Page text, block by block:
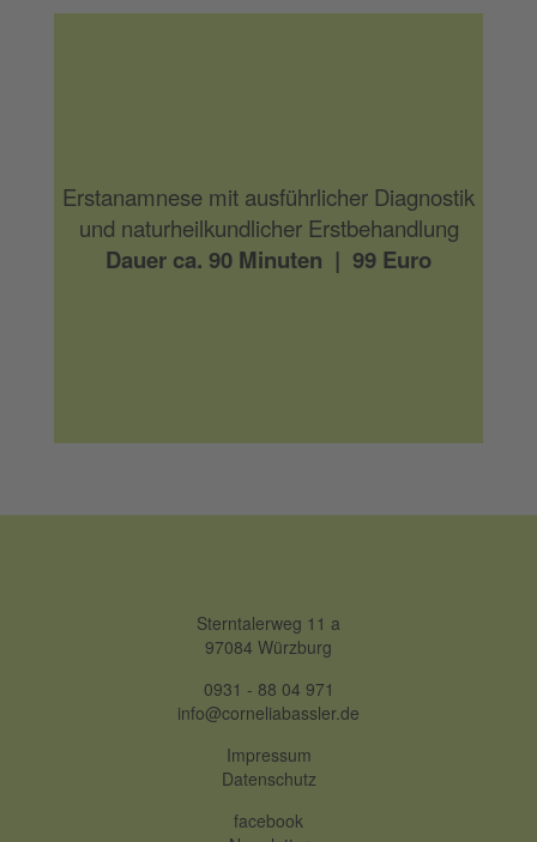
Erstanamnese mit ausführlicher Diagnostik
und naturheilkundlicher Erstbehandlung
Dauer ca. 90 Minuten | 99 Euro
Sterntalerweg 11 a
97084 Würzburg
0931 - 88 04 971
info@corneliabassler.de
Impressum
Datenschutz
facebook